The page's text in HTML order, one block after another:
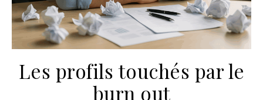
Les profils touchés par le
burn out